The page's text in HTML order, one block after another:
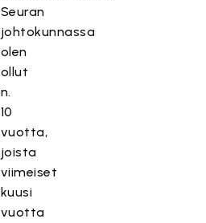
Seuran
johtokunnassa
olen
ollut
n.
10
vuotta,
joista
viimeiset
kuusi
vuotta